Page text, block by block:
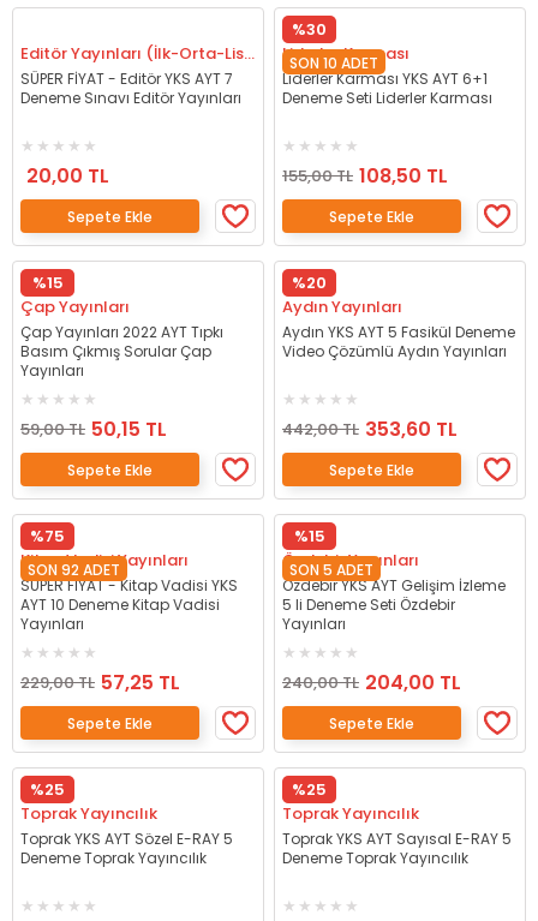
Editör Yayınları (İlk-Orta-Lise)
SÜPER FİYAT - Editör YKS AYT 7
Deneme Sınavı Editör Yayınları
20,00 TL
Sepete Ekle
%30
SON 10 ADET
Liderler Karması
Liderler Karması YKS AYT 6+1
Deneme Seti Liderler Karması
155,00 TL 108,50 TL
Sepete Ekle
%15
Çap Yayınları
Çap Yayınları 2022 AYT Tıpkı
Basım Çıkmış Sorular Çap
Yayınları
59,00 TL 50,15 TL
Sepete Ekle
%20
Aydın Yayınları
Aydın YKS AYT 5 Fasikül Deneme
Video Çözümlü Aydın Yayınları
442,00 TL 353,60 TL
Sepete Ekle
%75
SON 92 ADET
Kitap Vadisi Yayınları
SÜPER FİYAT - Kitap Vadisi YKS
AYT 10 Deneme Kitap Vadisi
Yayınları
229,00 TL 57,25 TL
Sepete Ekle
%15
SON 5 ADET
Özdebir Yayınları
Özdebir YKS AYT Gelişim İzleme
5 li Deneme Seti Özdebir
Yayınları
240,00 TL 204,00 TL
Sepete Ekle
%25
Toprak Yayıncılık
Toprak YKS AYT Sözel E-RAY 5
Deneme Toprak Yayıncılık
%25
Toprak Yayıncılık
Toprak YKS AYT Sayısal E-RAY 5
Deneme Toprak Yayıncılık